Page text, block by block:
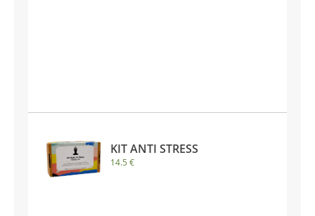
KIT ANTI STRESS
14.5 €